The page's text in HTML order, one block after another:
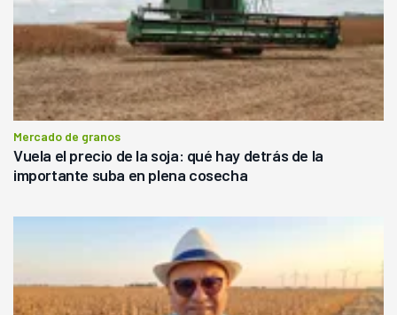
Mercado de granos
Vuela el precio de la soja: qué hay detrás de la
importante suba en plena cosecha